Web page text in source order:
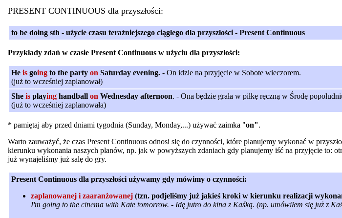
PRESENT CONTINUOUS dla przyszłości:
to be doing sth - użycie czasu teraźniejszego ciągłego dla przyszłości - Present Continuous
Przykłady zdań w czasie Present Continuous w użyciu dla przyszłości:
He is going to the party on Saturday evening. - On idzie na przyjęcie w Sobote wieczorem.
(już to wcześniej zaplanował)
She is playing handball on Wednesday afternoon. - Ona będzie grała w piłkę ręczną w Środę
(już to wcześniej zaplanowała)
* pamiętaj aby przed dniami tygodnia (Sunday, Monday,...) używać zaimka "on".
Warto zauważyć, że czas Present Continuous odnosi się do czynności, które planujemy wykonać w
kierunku wykonania naszych planów, np. jak w powyższych zdaniach gdy planujemy iść na przyjęcie to:
już wynajeliśmy już salę do gry.
Present Continuous dla przyszłości używamy gdy mówimy o czynności:
zaplanowanej i zaaranżowanej (tzn. podjeliśmy już jakieś kroki w kierunku realizacji
I'm going to the cinema with Kate tomorrow. - Idę jutro do kina z Kaśką. (np. umówiłem się już z